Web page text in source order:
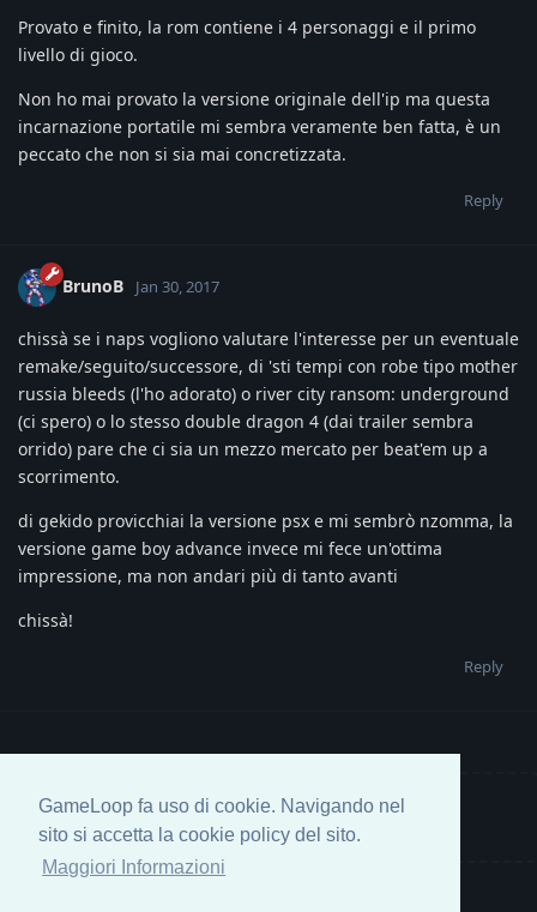
GameLoop fa uso di cookie. Navigando nel
sito si accetta la cookie policy del sito.
Maggiori Informazioni
Provato e finito, la rom contiene i 4 personaggi e il primo
livello di gioco.
Non ho mai provato la versione originale dell'ip ma questa
incarnazione portatile mi sembra veramente ben fatta, è un
peccato che non si sia mai concretizzata.
Reply
BrunoB Jan 30, 2017
chissà se i naps vogliono valutare l'interesse per un eventuale
remake/seguito/successore, di 'sti tempi con robe tipo mother
russia bleeds (l'ho adorato) o river city ransom: underground
(ci spero) o lo stesso double dragon 4 (dai trailer sembra
orrido) pare che ci sia un mezzo mercato per beat'em up a
scorrimento.
di gekido provicchiai la versione psx e mi sembrò nzomma, la
versione game boy advance invece mi fece un'ottima
impressione, ma non andari più di tanto avanti
chissà!
Reply
Write a Reply...